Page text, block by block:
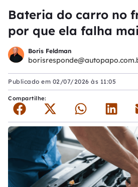
Bateria do carro no
por que ela falha
Boris Feldman
Publicado em 02/07/2026 às 11:05
Compartilhe: